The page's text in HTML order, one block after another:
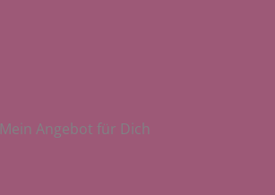
Mein Angebot für Dich